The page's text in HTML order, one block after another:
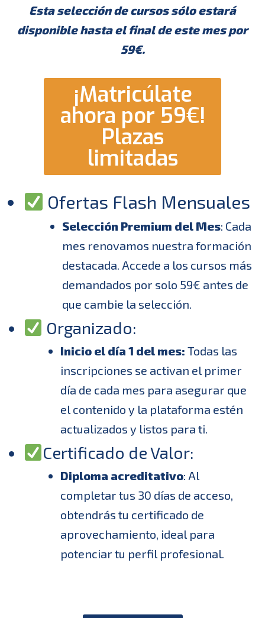
Esta selección de cursos sólo estará
disponible hasta el final de este mes por
59€.
¡Matricúlate
ahora por 59€!
Plazas
limitadas
Ofertas Flash Mensuales
Selección Premium del Mes: Cada
mes renovamos nuestra formación
destacada. Accede a los cursos más
demandados por solo 59€ antes de
que cambie la selección.
Organizado:
Inicio el día 1 del mes: Todas las
inscripciones se activan el primer
día de cada mes para asegurar que
el contenido y la plataforma estén
actualizados y listos para ti.
Certificado de Valor:
Diploma acreditativo: Al
completar tus 30 días de acceso,
obtendrás tu certificado de
aprovechamiento, ideal para
potenciar tu perfil profesional.